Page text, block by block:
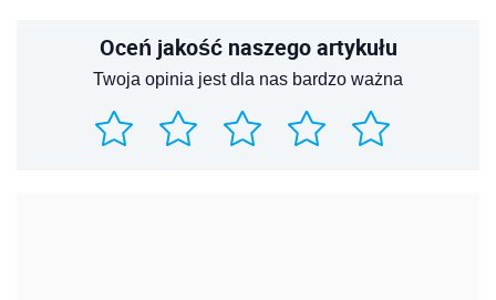
Oceń jakość naszego artykułu
Twoja opinia jest dla nas bardzo ważna